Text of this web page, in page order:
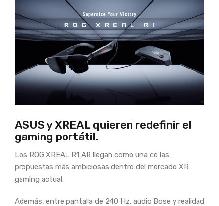
ASUS y XREAL quieren redefinir el
gaming portátil.
Los ROG XREAL R1 AR llegan como una de las
propuestas más ambiciosas dentro del mercado XR
gaming actual.
Además, entre pantalla de 240 Hz, audio Bose y realidad